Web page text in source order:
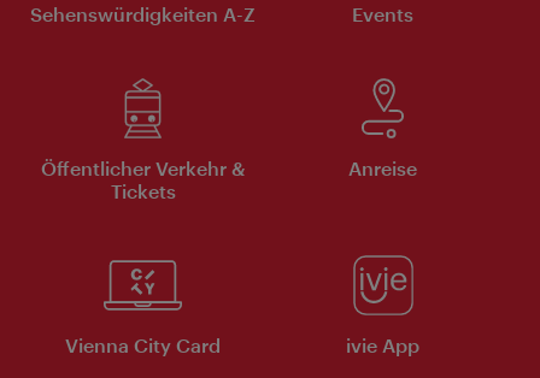
Sehenswürdigkeiten A-Z Events
Öffentlicher Verkehr &
Tickets
Anreise
Vienna City Card ivie App